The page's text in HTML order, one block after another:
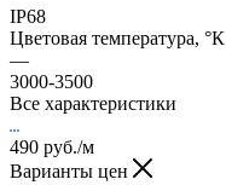
IP68
Цветовая температура, °К
—
3000-3500
Все характеристики
490 руб./м
Варианты цен